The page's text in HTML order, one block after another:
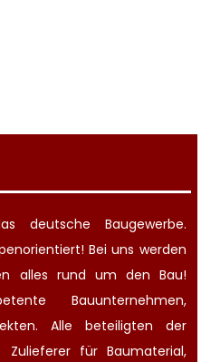
deutsche Baugewerbe.
Bei uns werden
alles rund um den Bau!
Bauunternehmen,
Alle beteiligten der
Zulieferer für Baumaterial,